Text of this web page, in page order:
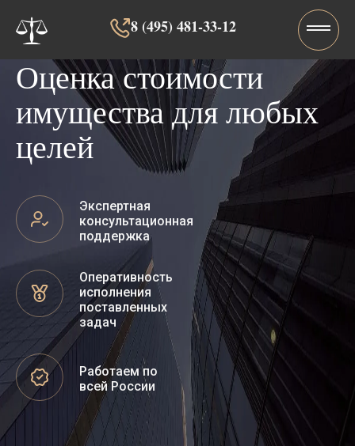
8 (495) 481-33-12‬‬
Оценка стоимости
имущества для любых
целей
Экспертная
консультационная
поддержка
Оперативность
исполнения
поставленных
задач
Работаем по
всей России